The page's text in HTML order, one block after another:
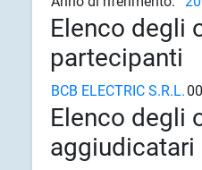
Elenco degli
partecipanti
BCB ELECTRIC S.R.L.
Elenco degli
aggiudicatari